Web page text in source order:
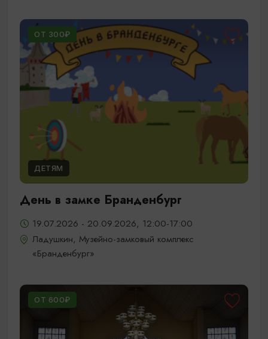
ОТ 300₽
ДЕТЯМ
День в замке Бранденбург
19.07.2026 - 20.09.2026, 12:00-17:00
Ладушкин, Музейно-замковый комплекс
«Бранденбург»
ОТ 600₽